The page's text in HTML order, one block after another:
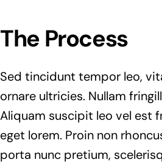
The Process
Sed tincidunt tempor leo,
ornare ultricies. Nullam
Aliquam suscipit leo vel est
eget lorem. Proin non
porta nunc pretium,